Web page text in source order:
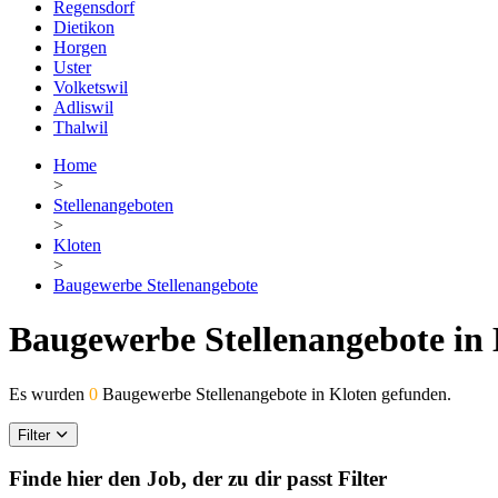
Regensdorf
Dietikon
Horgen
Uster
Volketswil
Adliswil
Thalwil
Home
>
Stellenangeboten
>
Kloten
>
Baugewerbe Stellenangebote
Baugewerbe Stellenangebote
Es wurden 0 Baugewerbe Stellenangebote in Kloten gefunden.
Filter
Finde hier den Job, der zu dir passt Filter